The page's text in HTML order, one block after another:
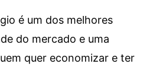
é um dos melhores
do mercado e uma
quer economizar e ter